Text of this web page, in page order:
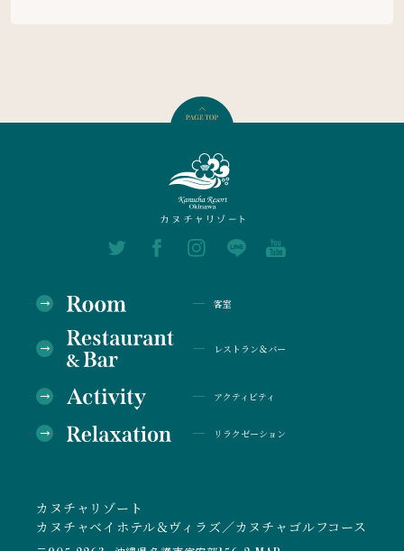
客室
レストラン＆バー
アクティビティ
リラクゼーション
カヌチャリゾート
カヌチャベイホテル＆ヴィラズ／カヌチャゴルフコース